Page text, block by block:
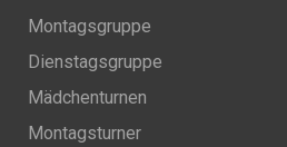
Montagsgruppe
Dienstagsgruppe
Mädchenturnen
Montagsturner